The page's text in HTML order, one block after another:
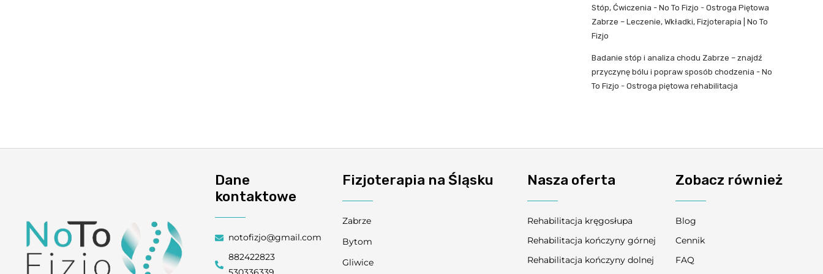
Stóp, Ćwiczenia - No To Fizjo - Ostroga Piętowa
Zabrze – Leczenie, Wkładki, Fizjoterapia | No To
Fizjo
Badanie stóp i analiza chodu Zabrze – znajdź
przyczynę bólu i popraw sposób chodzenia - No
To Fizjo - Ostroga piętowa rehabilitacja
Dane
kontaktowe
notofizjo@gmail.com
882422823
Fizjoterapia na Śląsku
Zabrze
Bytom
Gliwice
Nasza oferta
Rehabilitacja kręgosłupa
Rehabilitacja kończyny górnej
Rehabilitacja kończyny dolnej
Zobacz również
Blog
Cennik
FAQ